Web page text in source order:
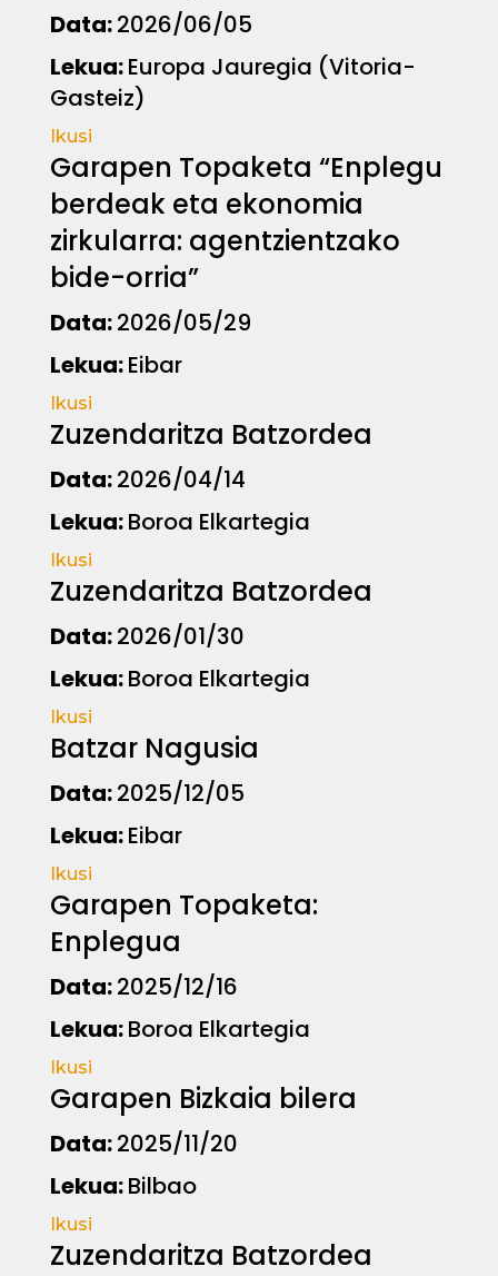
Data:2026/06/05
Lekua:Europa Jauregia (Vitoria-
Gasteiz)
Ikusi
Garapen Topaketa “Enplegu
berdeak eta ekonomia
zirkularra: agentzientzako
bide-orria”
Data:2026/05/29
Lekua:Eibar
Ikusi
Zuzendaritza Batzordea
Data:2026/04/14
Lekua:Boroa Elkartegia
Ikusi
Zuzendaritza Batzordea
Data:2026/01/30
Lekua:Boroa Elkartegia
Ikusi
Batzar Nagusia
Data:2025/12/05
Lekua:Eibar
Ikusi
Garapen Topaketa:
Enplegua
Data:2025/12/16
Lekua:Boroa Elkartegia
Ikusi
Garapen Bizkaia bilera
Data:2025/11/20
Lekua:Bilbao
Ikusi
Zuzendaritza Batzordea